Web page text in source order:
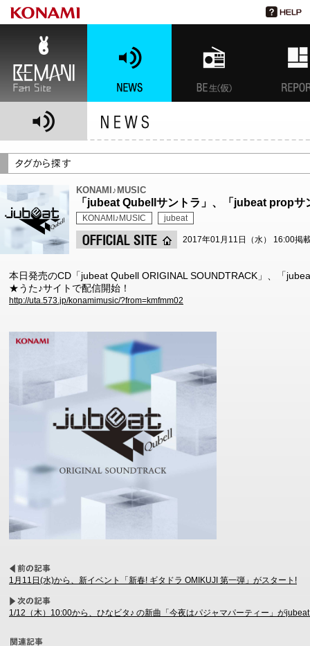
KONAMI♪MUSIC
「jubeat Qubellサントラ」、「jubeat propサ
KONAMI♪MUSIC jubeat
2017年01月11日（水） 16:00掲
本日発売のCD「jubeat Qubell ORIGINAL SOUNDTRACK」、「
★うた♪サイトで配信開始！
http://uta.573.jp/konamimusic/?from=kmfmm02
1月11日(水)から、新イベント「新春! ギタドラ OMIKUJI 第一弾」がスタート!
1/12（木）10:00から、ひなビタ♪ の新曲「今夜はパジャマパーティー」が